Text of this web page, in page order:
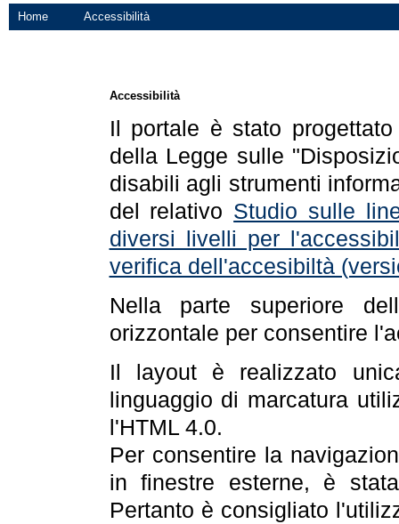
Home Accessibilità
Accessibilità
Il portale è stato
della Legge sulle
disabili agli strumenti
del relativo Studio sulle
diversi livelli per
verifica dell'accesibiltà
Nella parte superiore
orizzontale per consentire
Il layout è realizzato
linguaggio di marcatura
l'HTML 4.0.
Per consentire la
in finestre esterne, è
Pertanto è consigliato